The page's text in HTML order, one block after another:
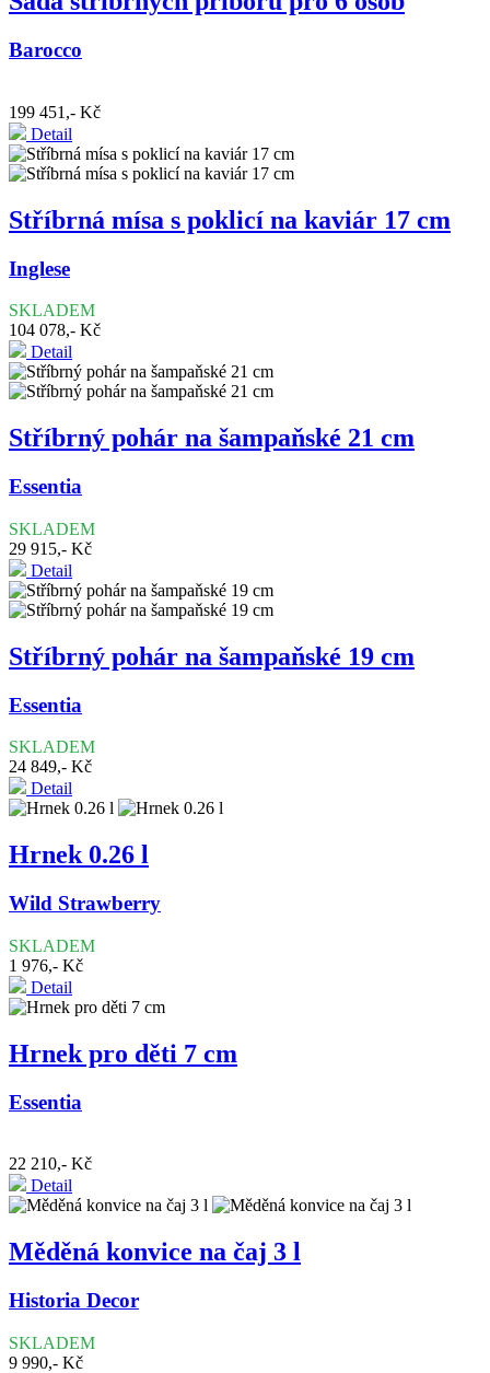
Barocco
199 451,- Kč
Detail
Stříbrná mísa s poklicí na kaviár 17 cm
Inglese
SKLADEM
104 078,- Kč
Detail
Stříbrný pohár na šampaňské 21 cm
Essentia
SKLADEM
29 915,- Kč
Detail
Stříbrný pohár na šampaňské 19 cm
Essentia
SKLADEM
24 849,- Kč
Detail
Hrnek 0.26 l
Wild Strawberry
SKLADEM
1 976,- Kč
Detail
Hrnek pro děti 7 cm
Essentia
22 210,- Kč
Detail
Měděná konvice na čaj 3 l
Historia Decor
SKLADEM
9 990,- Kč